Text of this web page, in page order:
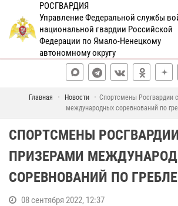
РОСГВАРДИЯ
Управление Федеральной службы
национальной гвардии Российской
Федерации по Ямало-Ненецкому
автономному округу
Главная Новости
Спортсмены Росгвардии
международных соревнований по
СПОРТСМЕНЫ
ПРИЗЕРАМИ
СОРЕВНОВАНИЙ ПО ГРЕБЛЕ
08 сентября 2022, 12:37